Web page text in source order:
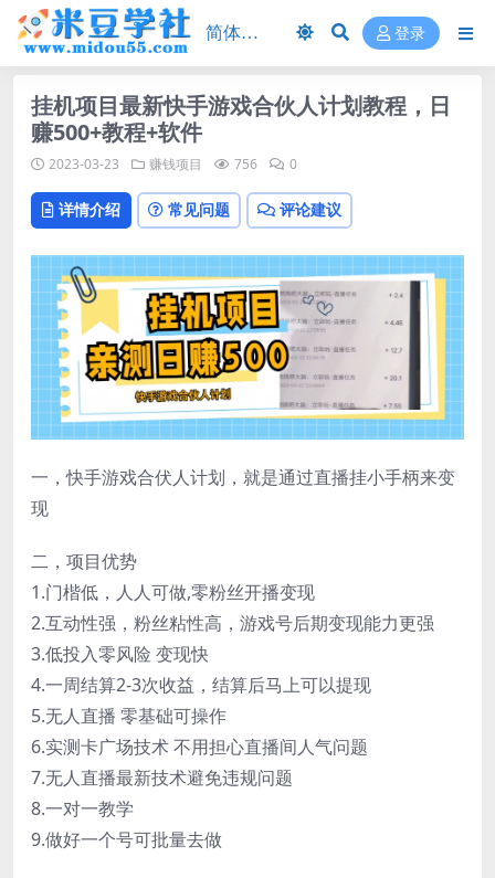
登录
挂机项目最新快手游戏合伙人计划教程，日
赚500+教程+软件
2023-03-23 赚钱项目 756 0
详情介绍 常见问题 评论建议
一，快手游戏合伏人计划，就是通过直播挂小手柄来变
现
二，项目优势
1.门楷低，人人可做,零粉丝开播变现
2.互动性强，粉丝粘性高，游戏号后期变现能力更强
3.低投入零风险 变现快
4.一周结算2-3次收益，结算后马上可以提现
5.无人直播 零基础可操作
6.实测卡广场技术 不用担心直播间人气问题
7.无人直播最新技术避免违规问题
8.一对一教学
9.做好一个号可批量去做